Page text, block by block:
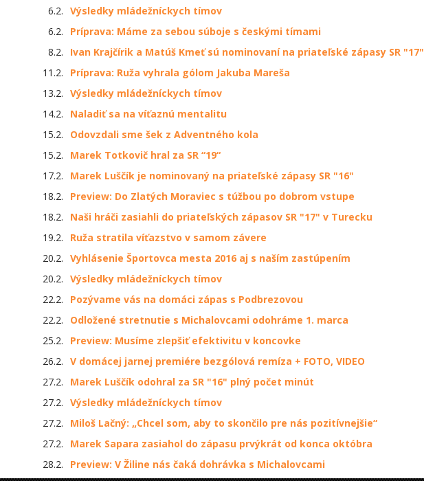
6.2. Výsledky mládežníckych tímov
6.2.
Príprava: Máme za sebou súboje s českými tímami
8.2.
Ivan Krajčírik a Matúš Kmeť sú nominovaní na priateľské zápasy SR "17"
11.2.
Príprava: Ruža vyhrala gólom Jakuba Mareša
13.2. Výsledky mládežníckych tímov
14.2.
Naladiť sa na víťaznú mentalitu
15.2.
Odovzdali sme šek z Adventného kola
15.2.
Marek Totkovič hral za SR “19“
17.2.
Marek Luščík je nominovaný na priateľské zápasy SR "16"
18.2.
Preview: Do Zlatých Moraviec s túžbou po dobrom vstupe
18.2.
Naši hráči zasiahli do priateľských zápasov SR "17" v Turecku
19.2.
Ruža stratila víťazstvo v samom závere
20.2. Vyhlásenie Športovca mesta 2016 aj s naším zastúpením
20.2. Výsledky mládežníckych tímov
22.2.
Pozývame vás na domáci zápas s Podbrezovou
22.2.
Odložené stretnutie s Michalovcami odohráme 1. marca
25.2.
Preview: Musíme zlepšiť efektivitu v koncovke
26.2. V domácej jarnej premiére bezgólová remíza + FOTO, VIDEO
27.2.
Marek Luščík odohral za SR "16" plný počet minút
27.2. Výsledky mládežníckych tímov
27.2.
Miloš Lačný: „Chcel som, aby to skončilo pre nás pozitívnejšie“
27.2.
Marek Sapara zasiahol do zápasu prvýkrát od konca októbra
28.2.
Preview: V Žiline nás čaká dohrávka s Michalovcami